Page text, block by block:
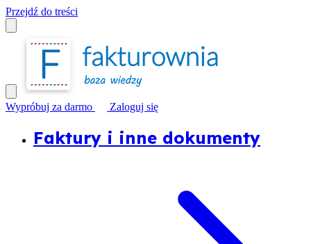
Przejdź do treści
Wypróbuj za darmo Zaloguj się
Faktury i inne dokumenty